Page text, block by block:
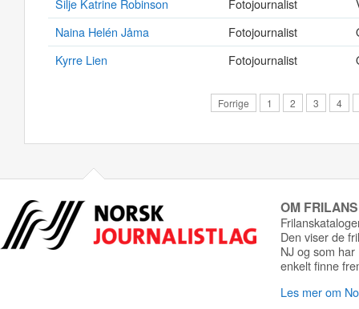
Silje Katrine Robinson
Fotojournalist
Naina Helén Jåma
Fotojournalist
Kyrre Lien
Fotojournalist
Forrige 1 2 3 4
OM
Den viser de
NJ og som
enkelt finne
Les mer om